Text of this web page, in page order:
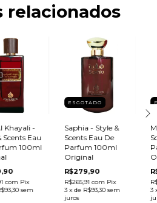
relacionados
Khayali -
Scents Eau
100ml
com Pix
sem
ESGOTADO
Saphia - Style &
Scents Eau De
Parfum 100ml
Original
R$279,90
R$265,91 com Pix
3 x de R$93,30 sem
juros
3